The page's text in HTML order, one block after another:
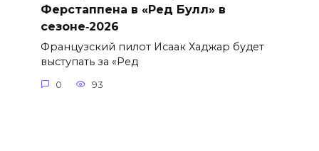
Ферстаппена в «Ред Булл» в
сезоне‑2026
Французский пилот Исаак Хаджар будет
выступать за «Ред
0 93